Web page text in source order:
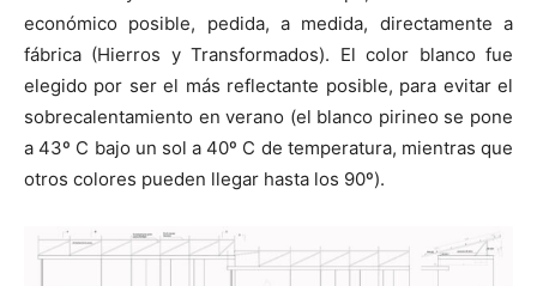
económico posible, pedida, a medida, directamente a
fábrica (Hierros y Transformados). El color blanco fue
elegido por ser el más reflectante posible, para evitar el
sobrecalentamiento en verano (el blanco pirineo se pone
a 43º C bajo un sol a 40º C de temperatura, mientras que
otros colores pueden llegar hasta los 90º).